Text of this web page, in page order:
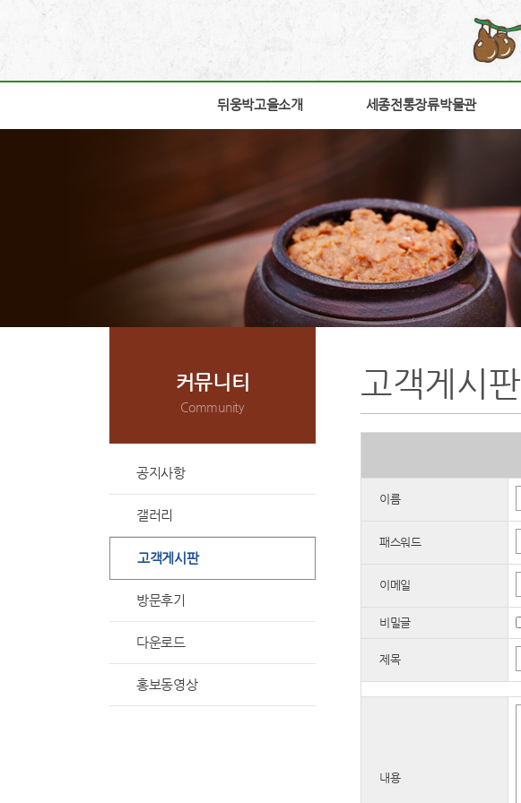
뒤웅박고을소개 세종전통장류박물관
뒤웅박고을소개 세종전통장류박물관
뒤웅박웹툰
찾아오시는길
학술연구
자료실
열린공간
커뮤니티
Community
공지사항
갤러리
고객게시판
방문후기
다운로드
홍보동영상
고객게시판
이름
패스워드
이메일
비밀글
제목
내용